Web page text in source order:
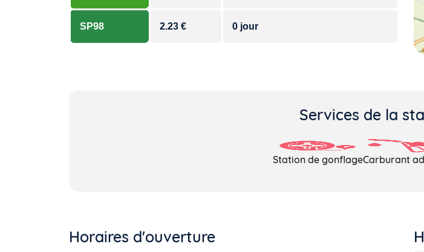
SP98 2.23 € 0 jour
Services de la
Station de gonflageCarburant
Horaires d'ouverture